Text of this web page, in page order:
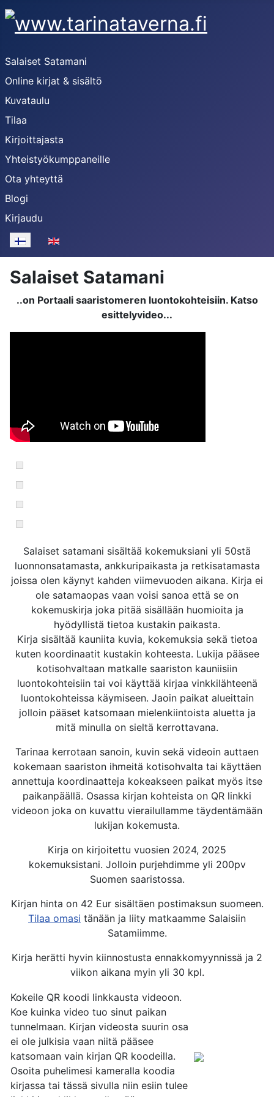
Salaiset Satamani
Online kirjat & sisältö
Kuvataulu
Tilaa
Kirjoittajasta
Yhteistyökumppaneille
Ota yhteyttä
Blogi
Kirjaudu
Valitse kieli
Salaiset Satamani
..on Portaali saaristomeren luontokohteisiin. Katso
esittelyvideo...
Salaiset satamani sisältää kokemuksiani yli 50stä
luonnonsatamasta, ankkuripaikasta ja retkisatamasta
joissa olen käynyt kahden viimevuoden aikana. Kirja ei
ole satamaopas vaan voisi sanoa että se on
kokemuskirja joka pitää sisällään huomioita ja
hyödyllistä tietoa kustakin paikasta.
Kirja sisältää kauniita kuvia, kokemuksia sekä tietoa
kuten koordinaatit kustakin kohteesta. Lukija pääsee
kotisohvaltaan matkalle saariston kauniisiin
luontokohteisiin tai voi käyttää kirjaa vinkkilähteenä
luontokohteissa käymiseen. Jaoin paikat alueittain
jolloin pääset katsomaan mielenkiintoista aluetta ja
mitä minulla on sieltä kerrottavana.
Tarinaa kerrotaan sanoin, kuvin sekä videoin auttaen
kokemaan saariston ihmeitä kotisohvalta tai käyttäen
annettuja koordinaatteja kokeakseen paikat myös itse
paikanpäällä. Osassa kirjan kohteista on QR linkki
videoon joka on kuvattu vierailullamme täydentämään
lukijan kokemusta.
Kirja on kirjoitettu vuosien 2024, 2025
kokemuksistani. Jolloin purjehdimme yli 200pv
Suomen saaristossa.
Kirjan hinta on 42 Eur sisältäen postimaksun suomeen.
Tilaa omasi tänään ja liity matkaamme Salaisiin
Satamiimme.
Kirja herätti hyvin kiinnostusta ennakkomyynnissä ja 2
viikon aikana myin yli 30 kpl.
Kokeile QR koodi linkkausta videoon.
Koe kuinka video tuo sinut paikan
tunnelmaan. Kirjan videosta suurin osa
ei ole julkisia vaan niitä pääsee
katsomaan vain kirjan QR koodeilla.
Osoita puhelimesi kameralla koodia
kirjassa tai tässä sivulla niin esiin tulee